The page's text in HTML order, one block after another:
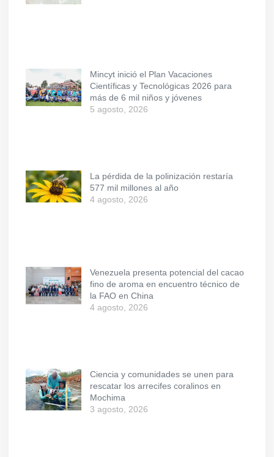
Mincyt inició el Plan Vacaciones
Científicas y Tecnológicas 2026 para
más de 6 mil niños y jóvenes
5 agosto, 2026
La pérdida de la polinización restaría
577 mil millones al año
4 agosto, 2026
Venezuela presenta potencial del cacao
fino de aroma en encuentro técnico de
la FAO en China
4 agosto, 2026
Ciencia y comunidades se unen para
rescatar los arrecifes coralinos en
Mochima
3 agosto, 2026